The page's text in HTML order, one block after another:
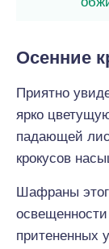
Осенние
Приятно
ярко
падающей
крокусов
Шафраны
притененных